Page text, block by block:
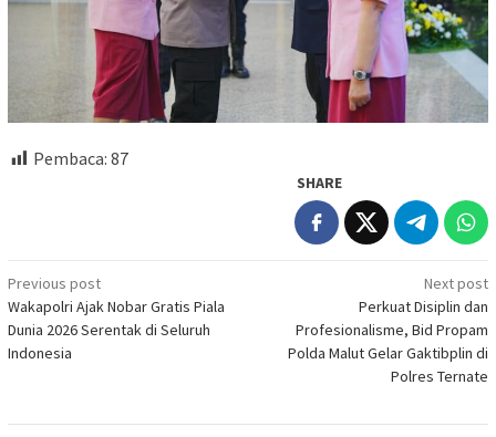
Pembaca: 87
SHARE
Post
navigation
Previous post
Wakapolri Ajak Nobar Gratis Piala
Dunia 2026 Serentak di Seluruh
Indonesia
Next post
Perkuat Disiplin dan
Profesionalisme, Bid Propam
Polda Malut Gelar Gaktibplin di
Polres Ternate